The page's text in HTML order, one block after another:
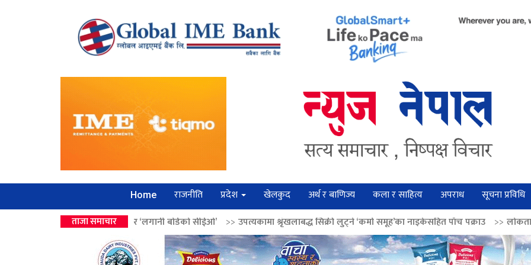
Home राजनीति प्रदेश खेलकुद अर्थ र बाणिज्य कला र साहित्य अपराध सूचना प्रविधि
ताजा समाचार
उपहार ‘लगानी बोर्डको सीईओ’ >> उपत्यकामा श्रृंखलाबद्ध सिक्री लुट्ने ‘कर्मा समूह’का नाइकेसहित पाँच पक्राउ >>लोकतान्त्रिक मूल्य सुदृढ